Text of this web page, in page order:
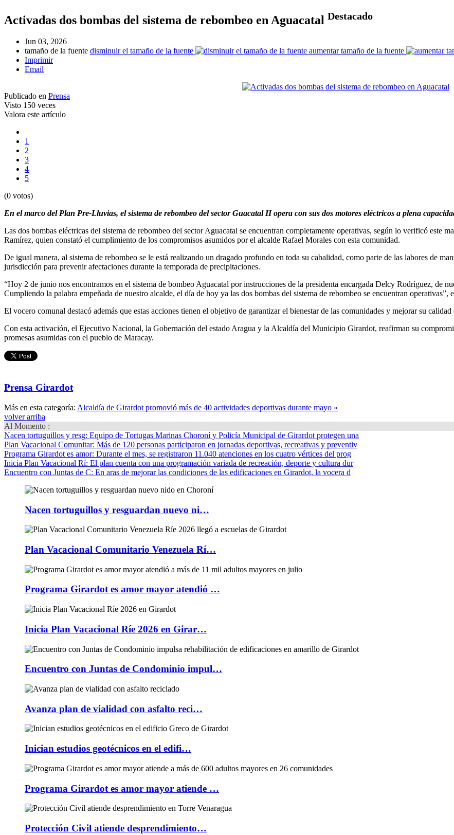
Activadas dos bombas del sistema de rebombeo en Aguacatal Destacado
Jun 03, 2026
tamaño de la fuente disminuir el tamaño de la fuente
aumentar tamaño de la fuente
Imprimir
Email
Publicado en Prensa
Visto 150 veces
Valora este artículo
1
2
3
4
5
(0 votos)
En el marco del Plan Pre-Lluvias, el sistema de rebombeo del sector Guacatal II opera con sus dos motores eléctricos a plena
Las dos bombas eléctricas del sistema de rebombeo del sector Aguacatal se encuentran completamente operativas, según lo verificó este
Ramírez, quien constató el cumplimiento de los compromisos asumidos por el alcalde Rafael Morales con esta comunidad.
De igual manera, al sistema de rebombeo se le está realizando un dragado profundo en toda su cabalidad, como parte de las labores de
jurisdicción para prevenir afectaciones durante la temporada de precipitaciones.
“Hoy 2 de junio nos encontramos en el sistema de bombeo Aguacatal por instrucciones de la presidenta encargada Delcy Rodríguez, de
Cumpliendo la palabra empeñada de nuestro alcalde, el día de hoy ya las dos bombas del sistema de rebombeo se encuentran operativas”,
El vocero comunal destacó además que estas acciones tienen el objetivo de garantizar el bienestar de las comunidades y mejorar su calidad
Con esta activación, el Ejecutivo Nacional, la Gobernación del estado Aragua y la Alcaldía del Municipio Girardot, reafirman su
promesas asumidas con el pueblo de Maracay.
Prensa Girardot
Más en esta categoría: Alcaldía de Girardot promovió más de 40 actividades deportivas durante mayo »
volver arriba
Al Momento :
Nacen tortuguillos y resg: Equipo de Tortugas Marinas Choroní y Policía Municipal de Girardot protegen una
Plan Vacacional Comunitar: Más de 120 personas participaron en jornadas deportivas, recreativas y preventiv
Programa Girardot es amor: Durante el mes, se registraron 11.040 atenciones en los cuatro vértices del prog
Inicia Plan Vacacional Rí: El plan cuenta con una programación variada de recreación, deporte y cultura dur
Encuentro con Juntas de C: En aras de mejorar las condiciones de las edificaciones en Girardot, la vocera d
Nacen tortuguillos y resguardan nuevo ni…
Plan Vacacional Comunitario Venezuela Rí…
Programa Girardot es amor mayor atendió …
Inicia Plan Vacacional Ríe 2026 en Girar…
Encuentro con Juntas de Condominio impul…
Avanza plan de vialidad con asfalto reci…
Inician estudios geotécnicos en el edifi…
Programa Girardot es amor mayor atiende …
Protección Civil atiende desprendimiento…